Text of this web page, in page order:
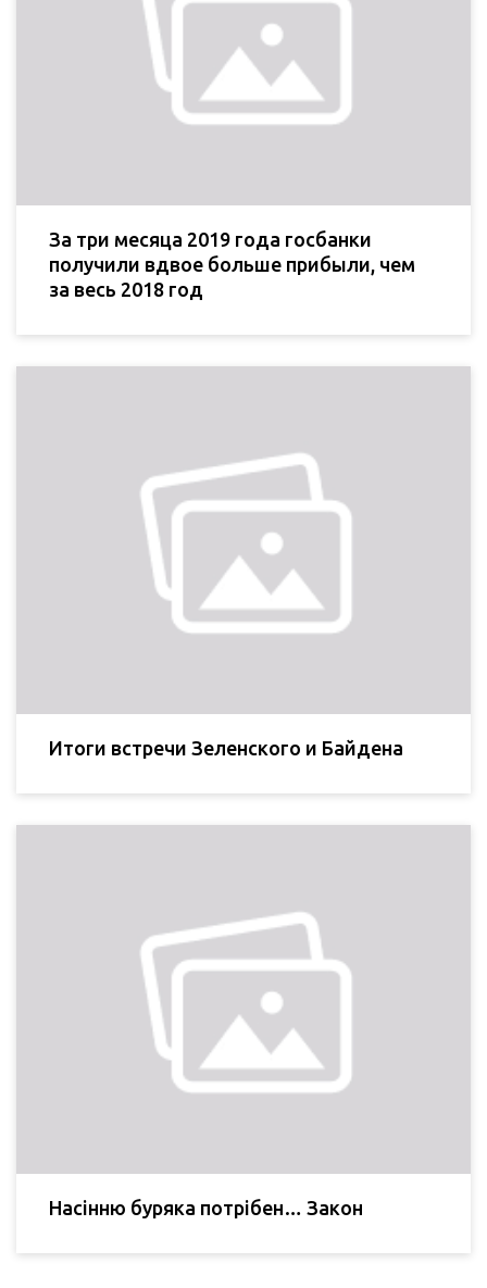
За три месяца 2019 года госбанки
получили вдвое больше прибыли, чем
за весь 2018 год
Итоги встречи Зеленского и Байдена
Насінню буряка потрібен… Закон